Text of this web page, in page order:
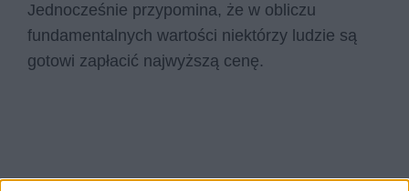
Jednocześnie przypomina, że w obliczu
fundamentalnych wartości niektórzy ludzie są
gotowi zapłacić najwyższą cenę.